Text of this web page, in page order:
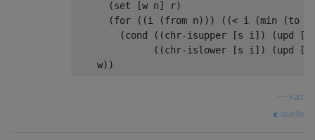
      (set [w n] r)
(for ((i (from n))) ((< i (min (to
(cond ((chr-isupper [s i]) (upd [w
((chr-islower [s i]) (upd
Kaz
quelle